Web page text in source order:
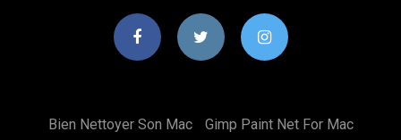
Bien Nettoyer Son Mac
Gimp Paint Net For Mac